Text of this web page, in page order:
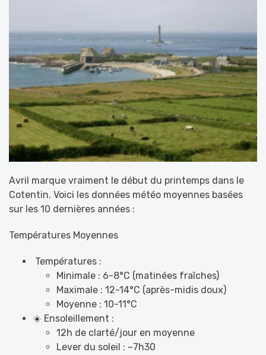
Avril marque vraiment le début du printemps dans le
Cotentin. Voici les données météo moyennes basées
sur les 10 dernières années :
Températures Moyennes
️ Températures :
Minimale : 6-8°C (matinées fraîches)
Maximale : 12-14°C (après-midis doux)
Moyenne : 10-11°C
☀️ Ensoleillement :
12h de clarté/jour en moyenne
Lever du soleil : ~7h30